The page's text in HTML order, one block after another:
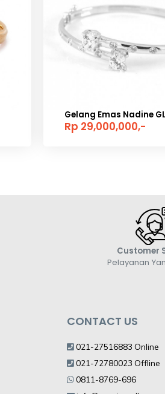
Gelang Emas Nadine
Rp 29,000,000,-
Customer
Pelayanan
CONTACT US
021-27516883 Online
021-72780023 Offline
0811-8769-696